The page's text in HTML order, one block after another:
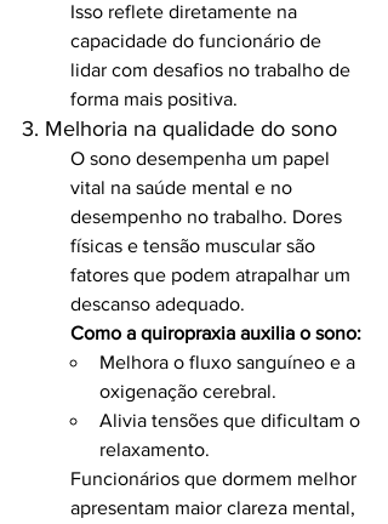
Isso reflete diretamente na
capacidade do funcionário de
lidar com desafios no trabalho de
forma mais positiva.
3. Melhoria na qualidade do sono
O sono desempenha um papel
vital na saúde mental e no
desempenho no trabalho. Dores
físicas e tensão muscular são
fatores que podem atrapalhar um
descanso adequado.
Como a quiropraxia auxilia o sono:
Melhora o fluxo sanguíneo e a
oxigenação cerebral.
Alivia tensões que dificultam o
relaxamento.
Funcionários que dormem melhor
apresentam maior clareza mental,